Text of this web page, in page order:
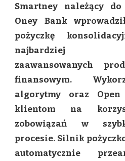
Smartney należący
Oney Bank
pożyczkę
najbardziej
zaawansowanych
finansowym.
algorytmy oraz
klientom na
zobowiązań w
procesie. Silnik
automatycznie